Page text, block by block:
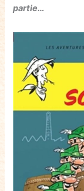
partie…